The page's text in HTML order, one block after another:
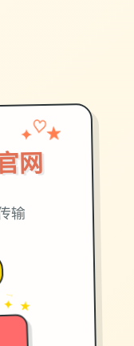
网
✦ ♡
★
输
→
✦ ★